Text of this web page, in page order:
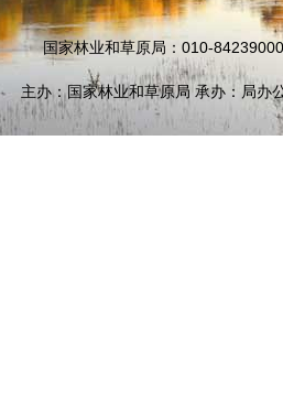
国家林业和草原局：010-
主办：国家林业和草原局 承办：局办